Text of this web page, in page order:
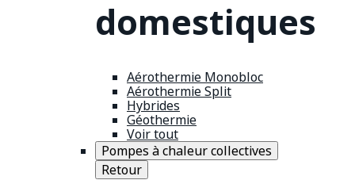
domestiques
Aérothermie Monobloc
Aérothermie Split
Hybrides
Géothermie
Voir tout
Pompes à chaleur collectives
Retour